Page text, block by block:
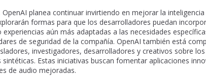
planea continuar invirtiendo en mejorar la
formas para que los desarrolladores puedan
aún más adaptadas a las necesidades
de seguridad de la compañía. OpenAI también está
investigadores, desarrolladores y creativos sobre
Estas iniciativas buscan fomentar aplicaciones
de audio mejoradas.